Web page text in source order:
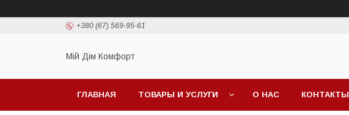
+380 (67) 569-95-61
Мій Дім Комфорт
ГЛАВНАЯ ТОВАРЫ И УСЛУГИ О НАС КОНТАКТЫ